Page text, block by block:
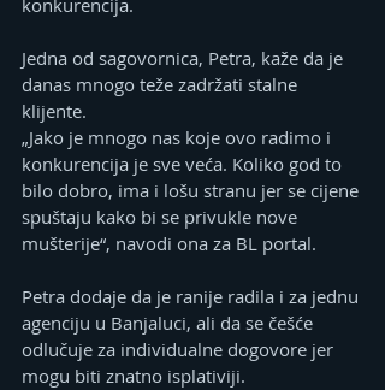
konkurencija.
Jedna od sagovornica, Petra, kaže da je
danas mnogo teže zadržati stalne
klijente.
„Jako je mnogo nas koje ovo radimo i
konkurencija je sve veća. Koliko god to
bilo dobro, ima i lošu stranu jer se cijene
spuštaju kako bi se privukle nove
mušterije“, navodi ona za BL portal.
Petra dodaje da je ranije radila i za jednu
agenciju u Banjaluci, ali da se češće
odlučuje za individualne dogovore jer
mogu biti znatno isplativiji.